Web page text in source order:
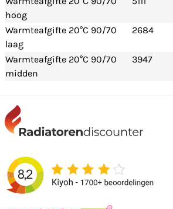
hoog
Warmteafgifte 20°C 90/70
laag
2684
Warmteafgifte 20°C 90/70
midden
3947